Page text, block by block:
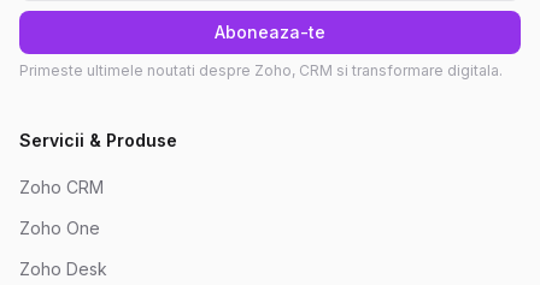
Aboneaza-te
Primeste ultimele noutati despre Zoho, CRM si transformare digitala.
Servicii & Produse
Zoho CRM
Zoho One
Zoho Desk